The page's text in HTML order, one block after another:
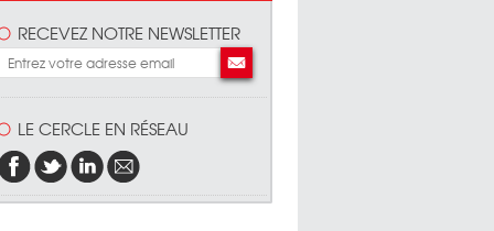
RECEVEZ NOTRE NEWSLETTER
LE CERCLE EN RÉSEAU